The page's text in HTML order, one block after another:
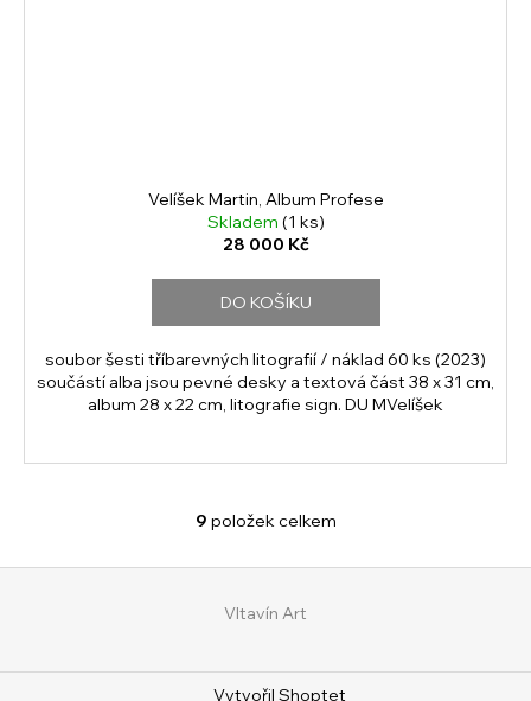
Velíšek Martin, Album Profese
Skladem (1 ks)
28 000 Kč
DO KOŠÍKU
soubor šesti tříbarevných litografií / náklad 60 ks (2023)
součástí alba jsou pevné desky a textová část 38 x 31 cm,
album 28 x 22 cm, litografie sign. DU MVelíšek
O
á
c
9 položek celkem
a
Vltavín Art
Vytvořil Shoptet